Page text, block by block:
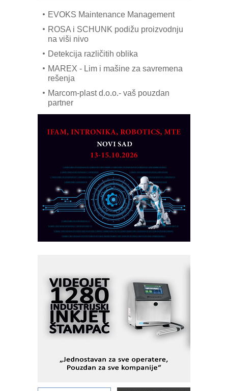
EVOKS Maintenance Management
ROSA i SCHUNK podižu proizvodnju
na viši nivo
Detekcija različitih oblika
MAREX - Lim i mašine za savremena
rešenja
Marcom-plast d.o.o.- vaš pouzdan
partner
obradu!
Razvoj asortimanskog pravca MINI-
PLC AKYTEC
AUKOM: Svetski standard metrologije
dostupan u Srbiji
MOTOMAN – NEXT-Robotika vođena
veštačkom inteligencijom
I.SAFE MOBILE revolucioniše
industrijsku automatizaciju
pionirskimmobile operator PANEL-OM
KIP KOP – napredna rešenja za
savremene industrijske i logističke
objekte
Alba d.o.o. – 35 godina preciznosti u
metrologiji i pametnim dozirnim
rešenjima
STAUFF – Komponente koje
sistema